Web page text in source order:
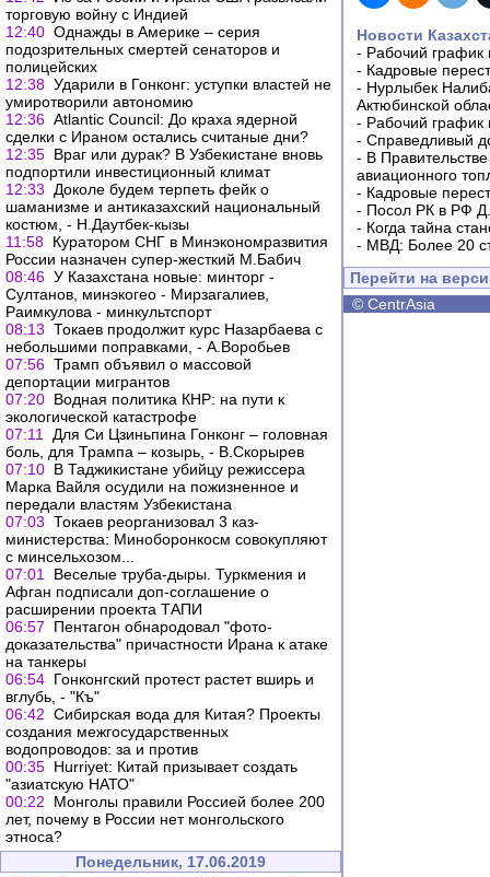
торговую войну с Индией
12:40 Однажды в Америке – серия
подозрительных смертей сенаторов и
полицейских
12:38 Ударили в Гонконг: уступки властей не
умиротворили автономию
12:36 Atlantic Council: До краха ядерной
сделки с Ираном остались считаные дни?
12:35 Враг или дурак? В Узбекистане вновь
подпортили инвестиционный климат
12:33
Доколе будем терпеть фейк о
шаманизме и антиказахский национальный
костюм, - Н.Даутбек-кызы
11:58 Куратором СНГ в Минэкономразвития
России назначен супер-жесткий М.Бабич
08:46 У Казахстана новые: минторг -
Султанов, минэкогео - Мирзагалиев,
Раимкулова - минкультспорт
08:13 Токаев продолжит курс Назарбаева с
небольшими поправками, - А.Воробьев
07:56 Трамп объявил о массовой
депортации мигрантов
07:20 Водная политика КНР: на пути к
экологической катастрофе
07:11
Для Си Цзиньпина Гонконг – головная
боль, для Трампа – козырь, - В.Скорырев
07:10 В Таджикистане убийцу режиссера
Марка Вайля осудили на пожизненное и
передали властям Узбекистана
07:03 Токаев реорганизовал 3 каз-
министерства: Миноборонкосм совокупляют
с минсельхозом...
07:01
Веселые труба-дыры. Туркмения и
Афган подписали доп-соглашение о
расширении проекта ТАПИ
06:57
Пентагон обнародовал "фото-
доказательства" причастности Ирана к атаке
на танкеры
06:54 Гонконгский протест растет вширь и
вглубь, - "Къ"
06:42 Сибирская вода для Китая? Проекты
создания межгосударственных
водопроводов: за и против
00:35 Hurriyet: Китай призывает создать
"азиатскую НАТО"
00:22
Монголы правили Россией более 200
лет, почему в России нет монгольского
этноса?
Понедельник, 17.06.2019
Новости
- Рабочий график
- Кадровые
- Нурлыбек
Актюбинской
- Рабочий график
- Справедливый
- В
авиационного
- Кадровые
- Посол РК в РФ
- Когда тайна
- МВД: Более 20
Перейти на
© CentrAsia